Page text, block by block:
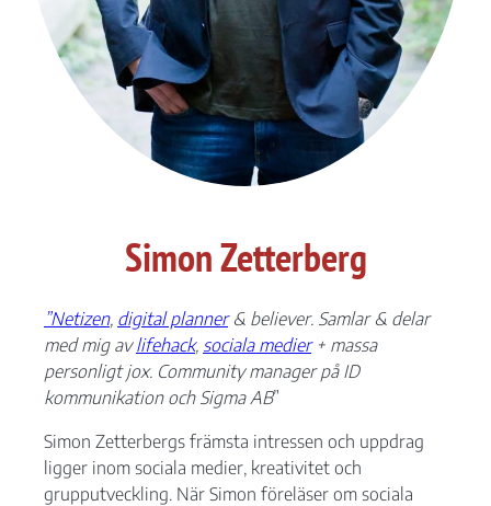
Simon Zetterberg
”Netizen, digital planner& believer. Samlar & delar
med mig avlifehack, sociala medier+ massa
personligt jox. Community manager på ID
kommunikation och Sigma AB”
Simon Zetterbergs främsta intressen och uppdrag
ligger inom sociala medier, kreativitet och
grupputveckling. När Simon föreläser om sociala
hemsidan
över huvud
taget ska
fungera.
Statistik
För att vi ska
kunna